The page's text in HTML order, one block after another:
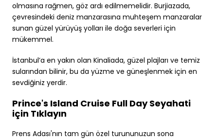
olmasına rağmen, göz ardı edilmemelidir. Burjiazada,
çevresindeki deniz manzarasına muhteşem manzaralar
sunan güzel yürüyüş yolları ile doğa severleri için
mükemmel.
İstanbul’a en yakın olan Kinaliada, güzel plajları ve temiz
sularından bilinir, bu da yüzme ve güneşlenmek için en
sevdiğiniz yerdir.
Prince's Island Cruise Full Day Seyahati
için Tıklayın
Prens Adası'nın tam gün özel turununuzun sona